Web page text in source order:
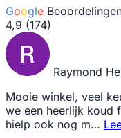
Google
4,9 (174)
Raymond
Mooie winkel, veel
we een heerlijk koud
hielp ook nog m…